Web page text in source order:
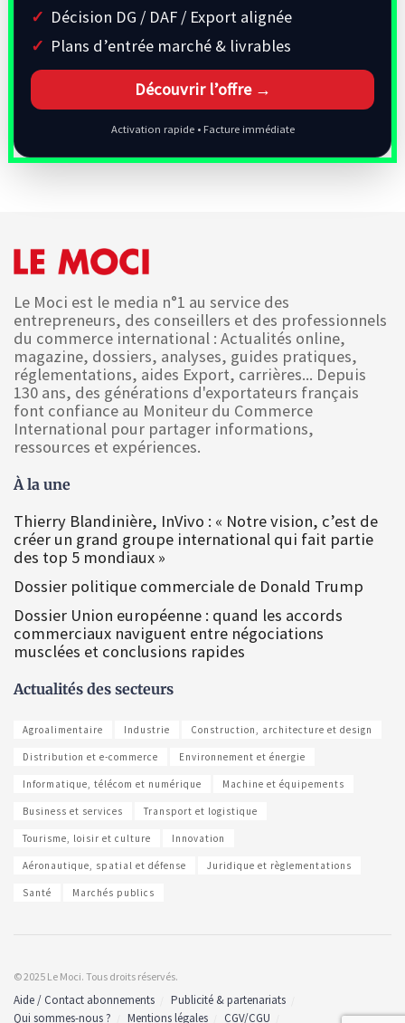
Décision DG / DAF / Export alignée
Plans d’entrée marché & livrables
Découvrir l’offre →
Activation rapide • Facture immédiate
Le Moci est le media n°1 au service des
entrepreneurs, des conseillers et des professionnels
du commerce international : Actualités online,
magazine, dossiers, analyses, guides pratiques,
réglementations, aides Export, carrières... Depuis
130 ans, des générations d'exportateurs français
font confiance au Moniteur du Commerce
International pour partager informations,
ressources et expériences.
À la une
Thierry Blandinière, InVivo : « Notre vision, c’est de
créer un grand groupe international qui fait partie
des top 5 mondiaux »
Dossier politique commerciale de Donald Trump
Dossier Union européenne : quand les accords
commerciaux naviguent entre négociations
musclées et conclusions rapides
Actualités des secteurs
Agroalimentaire Industrie Construction, architecture et design
Distribution et e-commerce Environnement et énergie
Informatique, télécom et numérique Machine et équipements
Business et services Transport et logistique
Tourisme, loisir et culture Innovation
Aéronautique, spatial et défense Juridique et règlementations
Santé Marchés publics
© 2025 Le Moci. Tous droits réservés.
Aide / Contact abonnements
Publicité & partenariats
Qui sommes-nous ?
Mentions légales CGV/CGU